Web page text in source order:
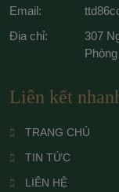
Email:
Địa chỉ:
307
Phòng
Liên kết
TRANG CHỦ
TIN TỨC
LIÊN HỆ